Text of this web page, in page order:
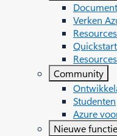
Verken
Community
Studenten
Azure
Nieuwe